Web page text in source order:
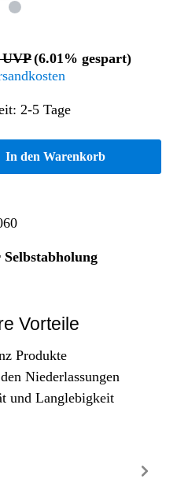
UVP(6.01% gespart)
2-5 Tage
In den Warenkorb
Vorteile
Produkte
Niederlassungen
und Langlebigkeit